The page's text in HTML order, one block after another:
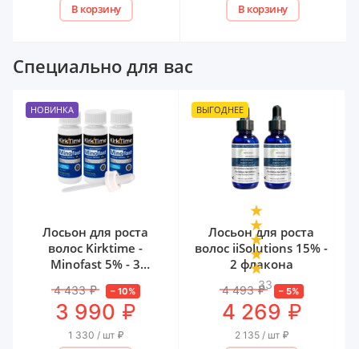
В корзину В корзину
Специально для вас
НОВИНКА
Лосьон для роста
волос Kirktime -
Minofast 5% - 3
4 433 ₽ – 10%
3 990 ₽
1 330 / шт ₽
ВЫГОДНЕЕ
33
Лосьон для роста
волос iiSolutions 15% -
2 флакона
4 493 ₽ – 5%
4 269 ₽
2 135 / шт ₽